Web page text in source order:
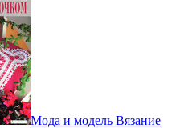
Мода и модель Вязание